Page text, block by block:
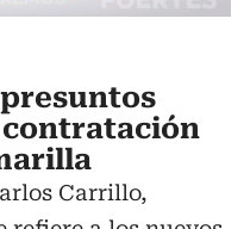
presuntos
contratación
Carrillo,